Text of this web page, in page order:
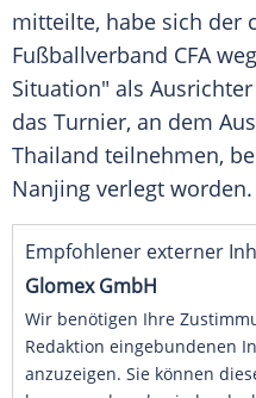
mitteilte, habe sich der
Fußballverband CFA
Situation" als
das Turnier, an dem
Thailand teilnehmen,
Nanjing verlegt worden.
Empfohlener externer
Glomex GmbH
Wir benötigen Ihre
Redaktion eingebundenen
anzuzeigen. Sie können